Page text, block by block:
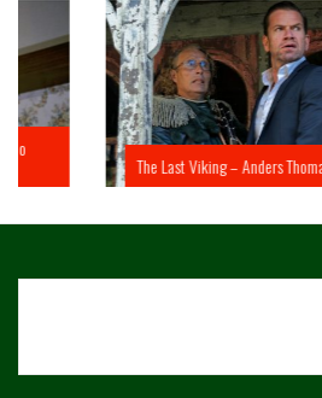
The Last Viking – Anders Thomas Jensen